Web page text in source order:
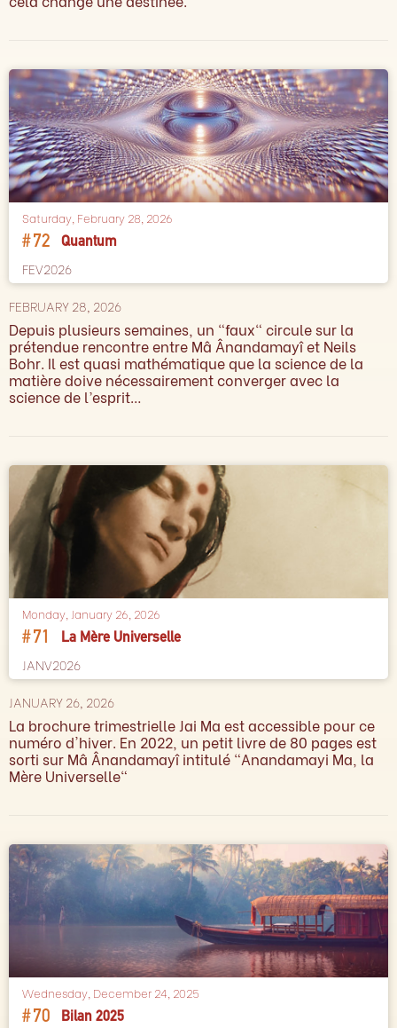
Saturday, February 28, 2026
#72 Quantum
FEV2026
FEBRUARY 28, 2026
Depuis plusieurs semaines, un "faux" circule sur la
prétendue rencontre entre Mâ Ânandamayî et Neils
Bohr. Il est quasi mathématique que la science de la
matière doive nécessairement converger avec la
science de l’esprit…
Monday, January 26, 2026
#71 La Mère Universelle
JANV2026
JANUARY 26, 2026
La brochure trimestrielle Jai Ma est accessible pour ce
numéro d'hiver. En 2022, un petit livre de 80 pages est
sorti sur Mâ Ânandamayî intitulé "Anandamayi Ma, la
Mère Universelle"
Wednesday, December 24, 2025
#70 Bilan 2025